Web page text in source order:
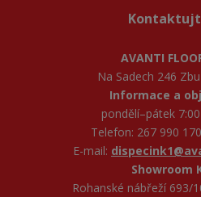
AVANTI
Na Sadech 246
Informace a
pondělí–pátek
Telefon: 267 990
E-mail:
Showroom
Rohanské nábřeží 693/